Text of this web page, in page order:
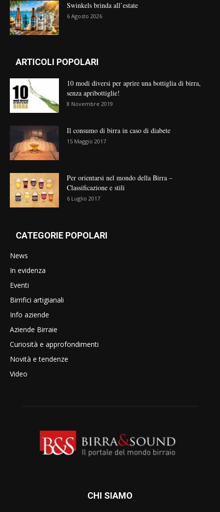
Swinkels brinda all’estate
6 Agosto 2026
ARTICOLI POPOLARI
10 modi diversi per aprire una bottiglia di birra,
senza apribottiglie!
8 Novembre 2019
Il consumo di birra in caso di diabete
15 Maggio 2017
Per orientarsi nel mondo della Birra –
Classificazione e stili
6 Luglio 2017
CATEGORIE POPOLARI
News
In evidenza
Eventi
Birrifici artigianali
Info aziende
Aziende Birraie
Curiosità e approfondimenti
Novità e tendenze
Video
CHI SIAMO